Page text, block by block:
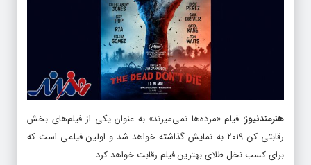
هنرمندنیوز: فیلم «مرده‌ها نمی‌میرند» به عنوان یکی از فیلم‌های بخش
رقابتی کن ۲۰۱۹ به نمایش گذاشته خواهد شد و اولین فیلمی است که
برای کسب نخل طلای بهترین فیلم رقابت خواهد کرد.